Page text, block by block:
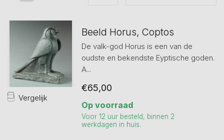
Vergelijk
Beeld Horus, Coptos
De valk-god Horus is een van de
oudste en bekendste Eyptische goden.
A...
€65,00
Op voorraad
Voor 12 uur besteld, binnen 2
werkdagen in huis.